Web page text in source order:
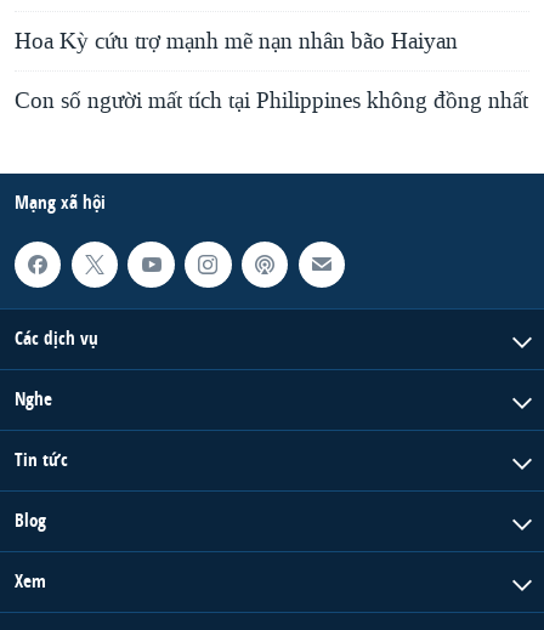
Hoa Kỳ cứu trợ mạnh mẽ nạn nhân bão Haiyan
Con số người mất tích tại Philippines không đồng nhất
Mạng xã hội
Các dịch vụ
Nghe
Tin tức
Blog
Xem